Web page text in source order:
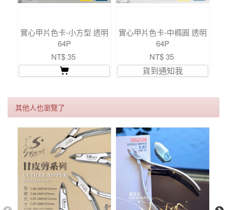
實心甲片色卡-小方型 透明
64P
NT$ 35
實心甲片色卡-中橢圓 透明
64P
NT$ 35
貨到通知我
其他人也瀏覽了